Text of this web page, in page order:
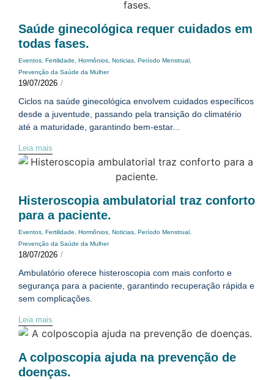
Saúde ginecológica requer cuidados em
todas fases.
Eventos, Fertilidade, Hormônios, Noticias, Período Menstrual,
Prevenção da Saúde da Mulher
19/07/2026 /
Ciclos na saúde ginecológica envolvem cuidados específicos
desde a juventude, passando pela transição do climatério
até a maturidade, garantindo bem-estar...
Leia mais
Histeroscopia ambulatorial traz conforto
para a paciente.
Eventos, Fertilidade, Hormônios, Noticias, Período Menstrual,
Prevenção da Saúde da Mulher
18/07/2026 /
Ambulatório oferece histeroscopia com mais conforto e
segurança para a paciente, garantindo recuperação rápida e
sem complicações.
Leia mais
A colposcopia ajuda na prevenção de
doenças.